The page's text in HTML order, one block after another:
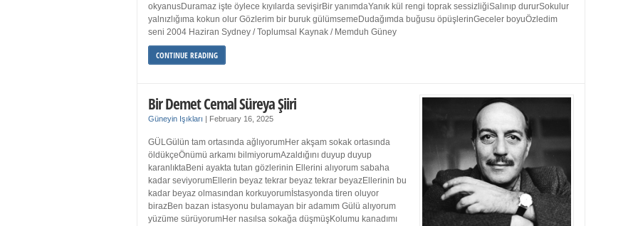
okyanusDuramaz işte öylece kıyılarda sevişirBir yanımdaYanık kül rengi toprak sessizliğiSalınıp dururSokulur
yalnızlığıma kokun olur Gözlerim bir buruk gülümsemeDudağımda buğusu öpüşlerinGeceler boyuÖzledim
seni 2004 Haziran Sydney / Toplumsal Kaynak / Memduh Güney
CONTINUE READING
Bir Demet Cemal Süreya Şiiri
Güneyin Işıkları February 16, 2025
GÜLGülün tam ortasında ağlıyorumHer akşam sokak ortasında
öldükçeÖnümü arkamı bilmiyorumAzaldığını duyup duyup
karanlıktaBeni ayakta tutan gözlerinin Ellerini alıyorum sabaha
kadar seviyorumEllerin beyaz tekrar beyaz tekrar beyazEllerinin bu
kadar beyaz olmasından korkuyorumİstasyonda tiren oluyor
birazBen bazan istasyonu bulamayan bir adamım Gülü alıyorum
yüzüme sürüyorumHer nasılsa sokağa düşmüşKolumu kanadımı